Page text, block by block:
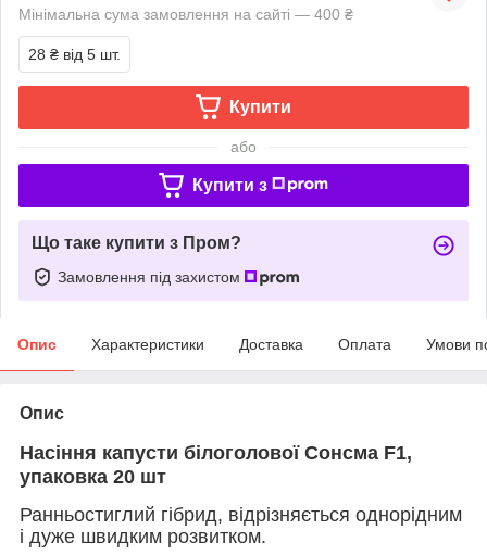
Мінімальна сума замовлення на сайті — 400 ₴
28 ₴ від 5 шт.
Купити
або
Купити з
Що таке купити з Пром?
Замовлення під захистом
Опис Характеристики Доставка Оплата Умови
Опис
Насіння капусти білоголової Сонсма F1,
упаковка 20 шт
Ранньостиглий гібрид, відрізняється однорідним
і дуже швидким розвитком.